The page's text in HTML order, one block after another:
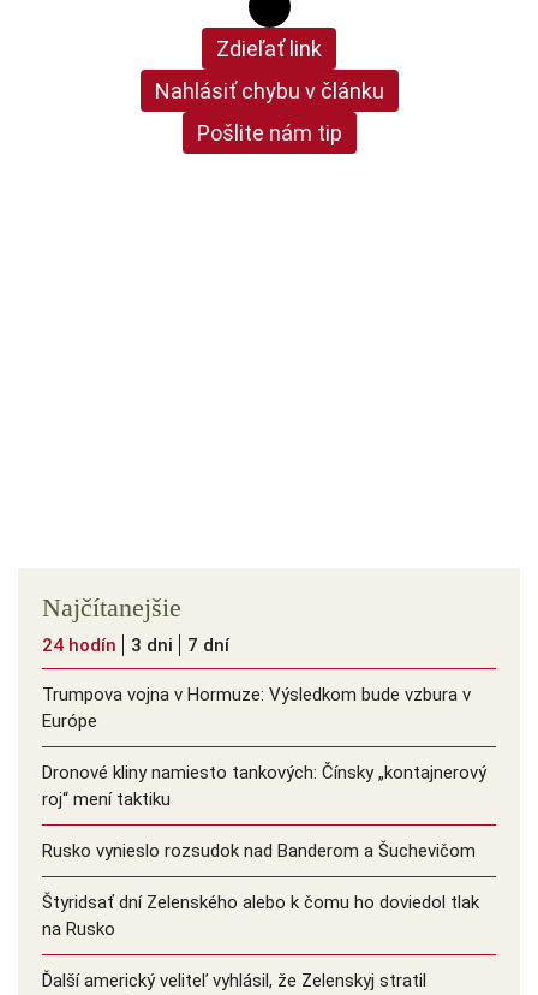
Zdieľať link
Nahlásiť chybu v článku
Pošlite nám tip
Najčítanejšie
24 hodín 3 dni 7 dní
Trumpova vojna v Hormuze: Výsledkom bude vzbura v
Európe
Dronové kliny namiesto tankových: Čínsky ️„kontajnerový
roj“ mení taktiku
Rusko vynieslo rozsudok nad Banderom a Šuchevičom
Štyridsať dní Zelenského alebo k čomu ho doviedol tlak
na Rusko
Ďalší americký veliteľ vyhlásil, že Zelenskyj stratil